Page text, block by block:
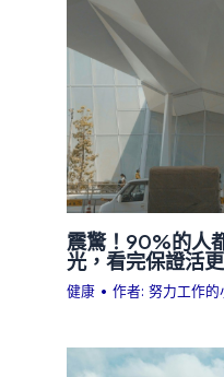
震驚！90%的人
光，看完保證活
健康 • 作者:努力工作的